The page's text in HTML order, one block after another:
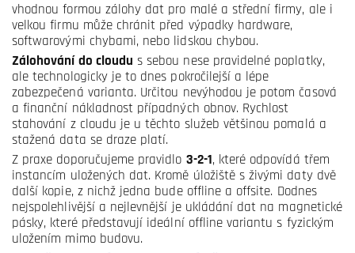
vhodnou formou zálohy dat pro malé a střední firmy, ale i
velkou firmu může chránit před výpadky hardware,
softwarovými chybami, nebo lidskou chybou.
Zálohování do cloudu s sebou nese pravidelné poplatky,
ale technologicky je to dnes pokročilejší a lépe
zabezpečená varianta. Určitou nevýhodou je potom časová
a finanční nákladnost případných obnov. Rychlost
stahování z cloudu je u těchto služeb většinou pomalá a
stažená data se draze platí.
Z praxe doporučujeme pravidlo 3-2-1 , které odpovídá třem
instancím uložených dat. Kromě úložiště s živými daty dvě
další kopie, z nichž jedna bude offline a offsite. Dodnes
nejspolehlivější a nejlevnější je ukládání dat na magnetické
pásky, které představují ideální offline variantu s fyzickým
uložením mimo budovu.